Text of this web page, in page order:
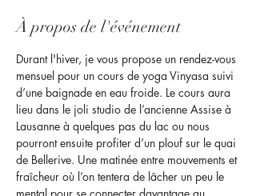
À propos de l'événement
Durant l'hiver, je vous propose un rendez-vous
mensuel pour un cours de yoga Vinyasa suivi
d’une baignade en eau froide. Le cours aura
lieu dans le joli studio de l’ancienne Assise à
Lausanne à quelques pas du lac ou nous
pourront ensuite profiter d’un plouf sur le quai
de Bellerive. Une matinée entre mouvements et
fraîcheur où l’on tentera de lâcher un peu le